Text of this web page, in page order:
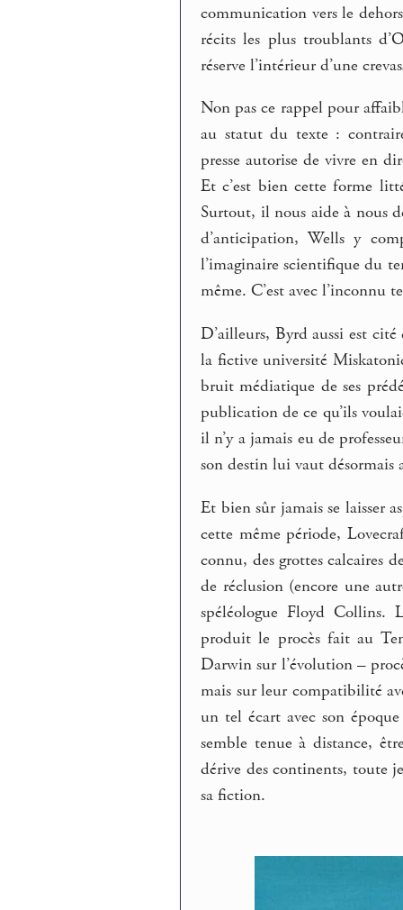
communication vers le
récits les plus troublants
réserve l’intérieur d’une
Non pas ce rappel pour
au statut du texte :
presse autorise de vivre en
Et c’est bien cette forme
Surtout, il nous aide à nous
d’anticipation, Wells y
l’imaginaire scientifique du
même. C’est avec l’inconnu
D’ailleurs, Byrd aussi est
la fictive université
bruit médiatique de ses
publication de ce qu’ils
il n’y a jamais eu de
son destin lui vaut désormais
Et bien sûr jamais se laisser
cette même période,
connu, des grottes calcaires
de réclusion (encore une
spéléologue Floyd Collins.
produit le procès fait au
Darwin sur l’évolution –
mais sur leur compatibilité
un tel écart avec son
semble tenue à distance,
dérive des continents, toute
sa fiction.